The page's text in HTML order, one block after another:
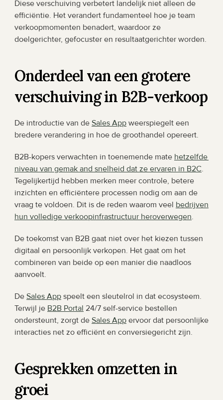
Diese verschuiving verbetert landelijk niet alleen de
efficiëntie. Het verandert fundamenteel hoe je team
verkoopmomenten benadert, waardoor ze
doelgerichter, gefocuster en resultaatgerichter worden.
Onderdeel van een grotere
verschuiving in B2B-verkoop
De introductie van de Sales App weerspiegelt een
bredere verandering in hoe de groothandel opereert.
B2B-kopers verwachten in toenemende mate hetzelfde
niveau van gemak and snelheid dat ze ervaren in B2C.
Tegelijkertijd hebben merken meer controle, betere
inzichten en efficiëntere processen nodig om aan de
vraag te voldoen. Dit is de reden waarom veel bedrijven
hun volledige verkoopinfrastructuur heroverwegen.
De toekomst van B2B gaat niet over het kiezen tussen
digitaal en persoonlijk verkopen. Het gaat om het
combineren van beide op een manier die naadloos
aanvoelt.
De Sales App speelt een sleutelrol in dat ecosysteem.
Terwijl je B2B Portal 24/7 self-service bestellen
ondersteunt, zorgt de Sales App ervoor dat persoonlijke
interacties net zo efficiënt en conversiegericht zijn.
Gesprekken omzetten in
groei